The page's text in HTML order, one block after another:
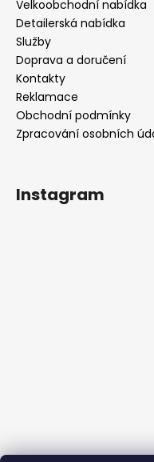
Velkoobchodní nabídka
Detailerská nabídka
Služby
Doprava a doručení
Kontakty
Reklamace
Obchodní podmínky
Zpracování osobních
Instagram